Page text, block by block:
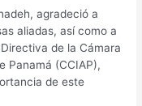
agradeció a
aliadas, así como a
de la Cámara
Panamá (CCIAP),
de este